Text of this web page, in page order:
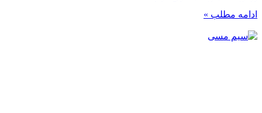
ادامه مطلب »